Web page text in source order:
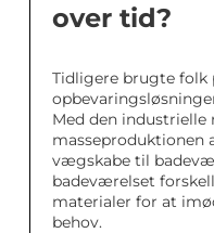
over tid?
Tidligere brugte
Med den
masseproduktionen
vægskabe til
badeværelset
materialer for at
behov.